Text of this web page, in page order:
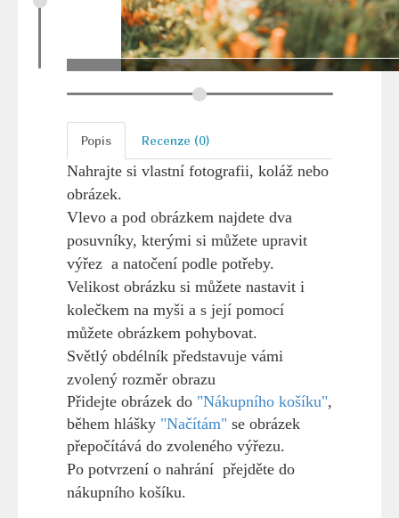
Popis Recenze (0)
Nahrajte si vlastní fotografii, koláž nebo
obrázek.
Vlevo a pod obrázkem najdete dva
posuvníky, kterými si můžete upravit
výřez a natočení podle potřeby.
Velikost obrázku si můžete nastavit i
kolečkem na myši a s její pomocí
můžete obrázkem pohybovat.
Světlý obdélník představuje vámi
zvolený rozměr obrazu
Přidejte obrázek do "Nákupního košíku",
během hlášky "Načítám" se obrázek
přepočítává do zvoleného výřezu.
Po potvrzení o nahrání přejděte do
nákupního košíku.